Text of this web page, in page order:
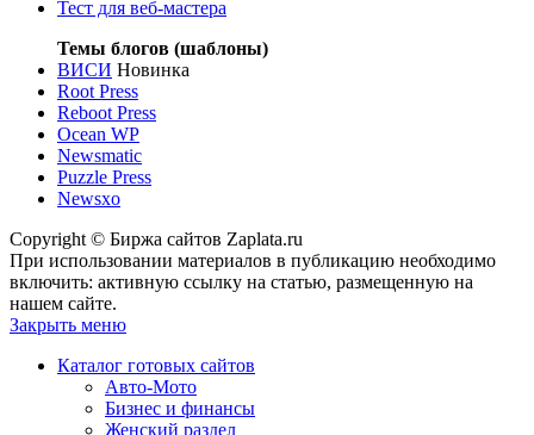
Тест для веб-мастера
Темы блогов (шаблоны)
ВИСИ Новинка
Root Press
Reboot Press
Ocean WP
Newsmatic
Puzzle Press
Newsxo
Copyright © Биржа сайтов Zaplata.ru
При использовании материалов в публикацию необходимо
включить: активную ссылку на статью, размещенную на
нашем сайте.
Закрыть меню
Каталог готовых сайтов
Авто-Мото
Бизнес и финансы
Женский раздел